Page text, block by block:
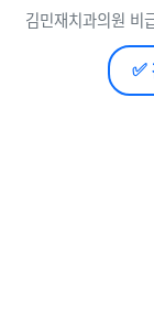
김민재치과의원 비
✅